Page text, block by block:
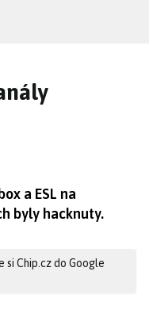
a ESL na
byly hacknuty.
si Chip.cz do Google